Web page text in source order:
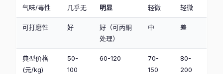
气味/毒性 几乎无 明显 轻微 轻微
可打磨性 好
好（可丙酮
处理）
中 差
典型价格
(元/kg)
50-
100
60-120
70-
150
80-
200